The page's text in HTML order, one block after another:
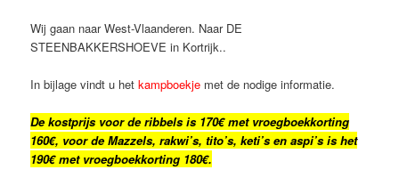
Wij gaan naar West-Vlaanderen. Naar DE
STEENBAKKERSHOEVE in Kortrijk..
In bijlage vindt u hetkampboekje met de nodige informatie.
De kostprijs voor de ribbels is 170€ met vroegboekkorting
160€, voor de Mazzels, rakwi’s, tito’s, keti’s en aspi’s is het
190€ met vroegboekkorting 180€.